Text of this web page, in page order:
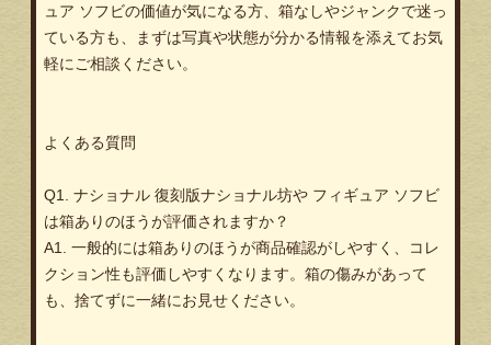
ュア ソフビの価値が気になる方、箱なしやジャンクで迷っ
ている方も、まずは写真や状態が分かる情報を添えてお気
軽にご相談ください。
よくある質問
Q1. ナショナル 復刻版ナショナル坊や フィギュア ソフビ
は箱ありのほうが評価されますか？
A1. 一般的には箱ありのほうが商品確認がしやすく、コレ
クション性も評価しやすくなります。箱の傷みがあって
も、捨てずに一緒にお見せください。